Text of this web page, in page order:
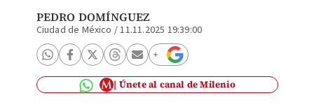
PEDRO DOMÍNGUEZ
Ciudad de México /11.11.2025 19:39:00
Únete al canal de Milenio